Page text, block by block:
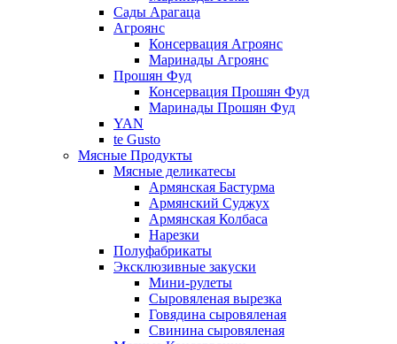
Сады Арагаца
Агроянс
Консервация Агроянс
Маринады Агроянс
Прошян Фуд
Консервация Прошян Фуд
Маринады Прошян Фуд
YAN
te Gusto
Мясные Продукты
Мясные деликатесы
Армянская Бастурма
Армянский Суджух
Армянская Колбаса
Нарезки
Полуфабрикаты
Эксклюзивные закуски
Мини-рулеты
Сыровяленая вырезка
Говядина сыровяленая
Свинина сыровяленая